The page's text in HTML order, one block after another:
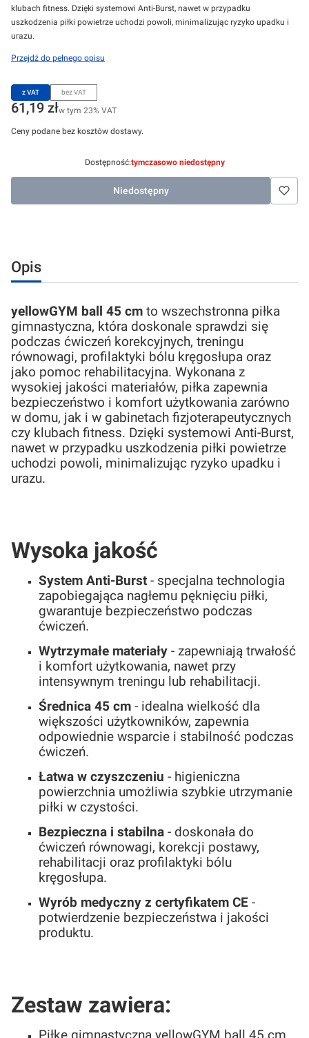
klubach fitness. Dzięki systemowi Anti-Burst, nawet w przypadku
uszkodzenia piłki powietrze uchodzi powoli, minimalizując ryzyko upadku i
urazu.
Przejdź do pełnego opisu
z VAT bez VAT
Cena
61,19 złw tym 23% VAT
w tym 23% VAT
Ceny podane bez kosztów dostawy.
Dostępność:tymczasowo niedostępny
Niedostępny
Opis
yellowGYM ball 45 cm to wszechstronna piłka
gimnastyczna, która doskonale sprawdzi się
podczas ćwiczeń korekcyjnych, treningu
równowagi, profilaktyki bólu kręgosłupa oraz
jako pomoc rehabilitacyjna. Wykonana z
wysokiej jakości materiałów, piłka zapewnia
bezpieczeństwo i komfort użytkowania zarówno
w domu, jak i w gabinetach fizjoterapeutycznych
czy klubach fitness. Dzięki systemowi Anti-Burst,
nawet w przypadku uszkodzenia piłki powietrze
uchodzi powoli, minimalizując ryzyko upadku i
urazu.
Wysoka jakość
System Anti-Burst - specjalna technologia
zapobiegająca nagłemu pęknięciu piłki,
gwarantuje bezpieczeństwo podczas
ćwiczeń.
Wytrzymałe materiały - zapewniają trwałość
i komfort użytkowania, nawet przy
intensywnym treningu lub rehabilitacji.
Średnica 45 cm - idealna wielkość dla
większości użytkowników, zapewnia
odpowiednie wsparcie i stabilność podczas
ćwiczeń.
Łatwa w czyszczeniu - higieniczna
powierzchnia umożliwia szybkie utrzymanie
piłki w czystości.
Bezpieczna i stabilna - doskonała do
ćwiczeń równowagi, korekcji postawy,
rehabilitacji oraz profilaktyki bólu
kręgosłupa.
Wyrób medyczny z certyfikatem CE -
potwierdzenie bezpieczeństwa i jakości
produktu.
Zestaw zawiera:
Piłkę gimnastyczną yellowGYM ball 45 cm